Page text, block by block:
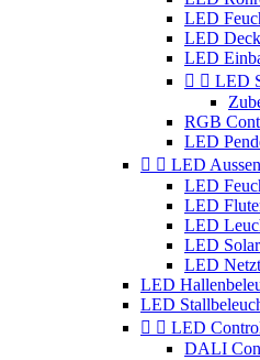
LED
LED
LED
  LED
RGB
LED
  LED
LED
LED
LED
LED
LED
LED
LED
  LED
DALI